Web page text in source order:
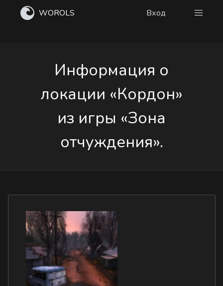
WOROLS Вход
Информация о
локации «Кордон»
из игры «Зона
отчуждения».